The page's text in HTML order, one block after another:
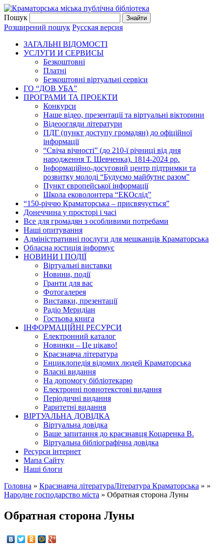
Пошук
Розширений пошук Русская версия
ЗАГАЛЬНI ВIДОМОСТI
УСЛУГИ И СЕРВИСЫ
Безкоштовнi
Платні
Безкоштовні віртуальні сервіси
ГО “ДОВ УБА”
ПРОГРАМИ ТА ПРОЕКТИ
Конкурси
Наше відео, презентації та віртуальні вікторини
Відеоогляди літератури
ПДГ (пункт доступу громадян) до офіційної
інформації
“Свіча вічності” (до 210-ї річниці від дня
народження Т. Шевченка). 1814-2024 рр.
Інформаційно-досуговий центр підтримки та
розвитку молоді “Будуємо майбутнє разом”
Пункт європейської інформації
Школа ековолонтера “ЕКОслід”
“150-річчю Краматорська – присвячується”
Донеччина у просторі і часі
Все для громадян з особливими потребами
Наші опитування
Адміністративні послуги для мешканців Краматорська
Обласна юстиція інформує
НОВИНИ I ПОДIЇ
Вiртуальнi виставки
Новини, подiї
Гранти для вас
Фотогалерея
Виставки, презентації
Радіо Меридіан
Гостьова книга
IНФОРМАЦIЙНI РЕСУРСИ
Електронний каталог
Новинки – Це цiкаво!
Краєзнавча література
Енциклопедія відомих людей Краматорська
Власнi видання
На допомогу бібліотекарю
Електронні повнотекстові видання
Періодичні видання
Раритетні видання
ВIРТУАЛЬНА ДОВIДКА
Вiртуальна довiдка
Ваше запитання до краєзнавця Коцаренка В.
Вiртуальна бiблiографiчна довiдка
Ресурси інтернет
Мапа Сайту
Наші блоги
Головна » Краєзнавча літератураЛітература Краматорська » »
Народне господарство міста » Обратная сторона Луны
Обратная сторона Луны